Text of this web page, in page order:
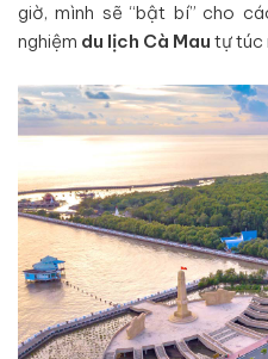
giờ, mình sẽ “bật bí” cho
nghiệm du lịch Cà Mau tự túc